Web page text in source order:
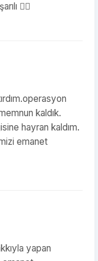
👌🏻
kaldık.
hayran kaldım.
emanet
yapan